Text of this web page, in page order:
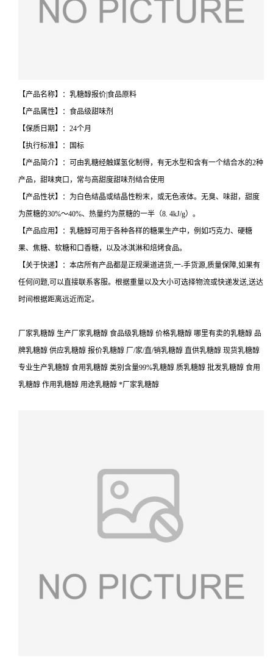
【产品名称】：乳糖醇报价|食品原料
【产品属性】：食品级甜味剂
【保质日期】：24个月
【执行标准】：国标
【产品简介】：可由乳糖经触媒氢化制得，有无水型和含有一个结合水的2种
产品，甜味爽口，常与高甜度甜味剂结合使用
【产品性状】：为白色结晶或结晶性粉末，或无色液体。无臭、味甜，甜度
为蔗糖的30%～40%、热量约为蔗糖的一半（8. 4kJ/g）。
【产品应用】：乳糖醇可用于各种各样的糖果生产中，例如巧克力、硬糖
果、焦糖、软糖和口香糖，以及冰淇淋和焙烤食品。
【关于快递】：本店所有产品都是正规渠道进货,一-手货源,质量保障,如果有
任何问题,可以直接联系客服。根据重量以及大小可选择物流或快递发送,送达
时间根据距离远近而定。
厂家乳糖醇 生产厂家乳糖醇 食品级乳糖醇 价格乳糖醇 哪里有卖的乳糖醇 品
牌乳糖醇 供应乳糖醇 报价乳糖醇 厂/家/直/销乳糖醇 直供乳糖醇 现货乳糖醇
专业生产乳糖醇 食用乳糖醇 类别含量99%乳糖醇 质乳糖醇 批发乳糖醇 食用
乳糖醇 作用乳糖醇 用途乳糖醇 *厂家乳糖醇